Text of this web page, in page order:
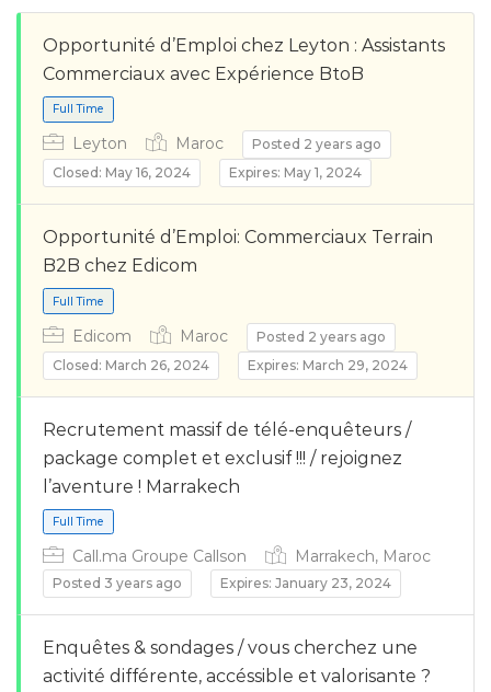
Opportunité d’Emploi chez Leyton : Assistants
Commerciaux avec Expérience BtoB
Full Time
Leyton Maroc
Posted 2 years ago
Closed: May 16, 2024
Expires: May 1, 2024
Opportunité d’Emploi: Commerciaux Terrain
B2B chez Edicom
Full Time
Edicom Maroc
Posted 2 years ago
Closed: March 26, 2024
Expires: March 29, 2024
Recrutement massif de télé-enquêteurs /
package complet et exclusif !!! / rejoignez
l’aventure ! Marrakech
Call.ma Groupe Callson Marrakech, Maroc
Posted 3 years ago Expires: January 23, 2024
Enquêtes & sondages / vous cherchez une
activité différente, accéssible et valorisante ?